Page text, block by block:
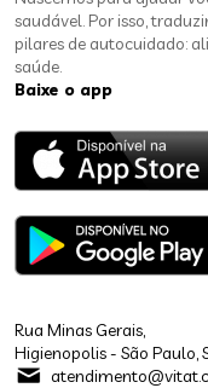
saudável. Por isso,
pilares de autocuidado:
saúde.
Baixe o app
Rua Minas Gerais,
Higienopolis - São Paulo,